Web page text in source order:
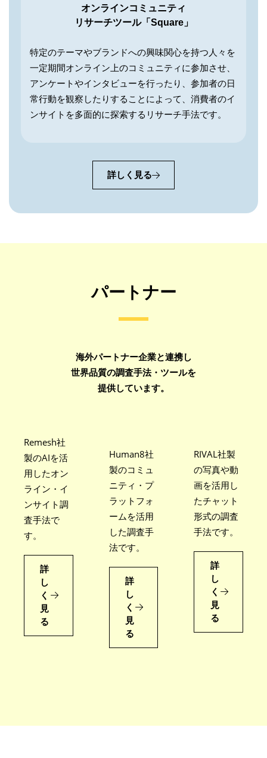
オンラインコミュニティ
リサーチツール「Square」
特定のテーマやブランドへの興味関心を持つ人々を
一定期間オンライン上のコミュニティに参加させ、
アンケートやインタビューを行ったり、参加者の日
常行動を観察したりすることによって、消費者のイ
ンサイトを多面的に探索するリサーチ手法です。
詳しく見る
パートナー
海外パートナー企業と連携し
世界品質の調査手法・ツールを
提供しています。
Remesh社
製のAIを活
用したオン
ライン・イ
ンサイト調
査手法で
す。
詳
し
く
見
る
Human8社
製のコミュ
ニティ・ プ
ラットフォ
ームを活用
した調査手
法です。
詳
し
く
見
る
RIVAL社製
の写真や動
画を活用し
たチャット
形式の調査
手法です。
詳
し
く
見
る